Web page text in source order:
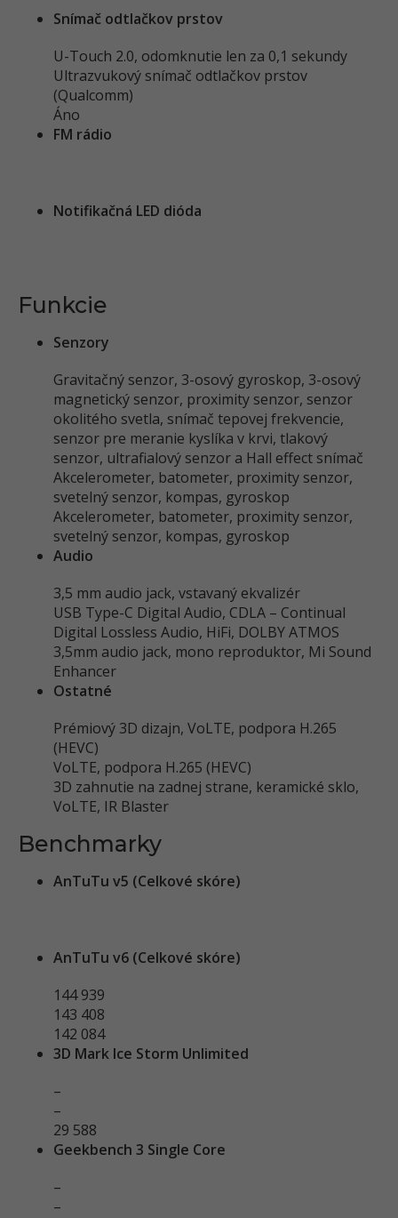
Snímač odtlačkov prstov
U-Touch 2.0, odomknutie len za 0,1 sekundy
Ultrazvukový snímač odtlačkov prstov
(Qualcomm)
Áno
FM rádio
Notifikačná LED dióda
Funkcie
Senzory
Gravitačný senzor, 3-osový gyroskop, 3-osový
magnetický senzor, proximity senzor, senzor
okolitého svetla, snímač tepovej frekvencie,
senzor pre meranie kyslíka v krvi, tlakový
senzor, ultrafialový senzor a Hall effect snímač
Akcelerometer, batometer, proximity senzor,
svetelný senzor, kompas, gyroskop
Akcelerometer, batometer, proximity senzor,
svetelný senzor, kompas, gyroskop
Audio
3,5 mm audio jack, vstavaný ekvalizér
USB Type-C Digital Audio, CDLA – Continual
Digital Lossless Audio, HiFi, DOLBY ATMOS
3,5mm audio jack, mono reproduktor, Mi Sound
Enhancer
Ostatné
Prémiový 3D dizajn, VoLTE, podpora H.265
(HEVC)
VoLTE, podpora H.265 (HEVC)
3D zahnutie na zadnej strane, keramické sklo,
VoLTE, IR Blaster
Benchmarky
AnTuTu v5 (Celkové skóre)
AnTuTu v6 (Celkové skóre)
144 939
143 408
142 084
3D Mark Ice Storm Unlimited
–
–
29 588
Geekbench 3 Single Core
–
–